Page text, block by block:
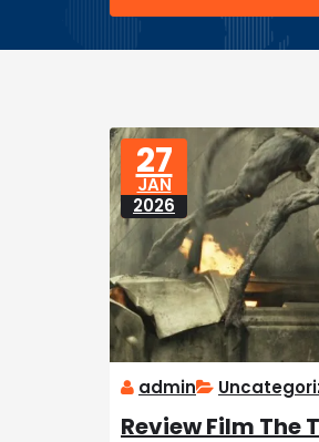
27
JAN
2026
admin
Review Film The